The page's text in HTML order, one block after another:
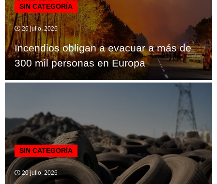
SIN CATEGORÍA
26 julio, 2026
Incendios obligan a evacuar a más de
300 mil personas en Europa
SIN CATEGORÍA
20 julio, 2026